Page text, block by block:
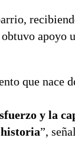
apoyo
que nace
y la
historia”,